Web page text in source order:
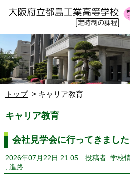
トップ キャリア教育
キャリア教育
会社見学会に行ってきました
2026年07月22日 21:05 投稿者: 学校
進路